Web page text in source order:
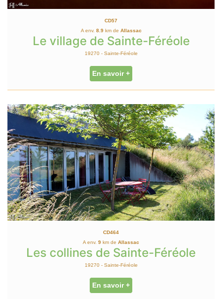
CD57
A env. 8.9km de Allassac
Le village de Sainte-Féréole
19270 - Sainte-Féréole
En savoir +
CD464
A env. 9 km de Allassac
Les collines de Sainte-Féréole
19270 - Sainte-Féréole
En savoir +